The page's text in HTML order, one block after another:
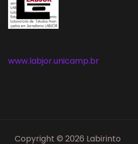
www.labjor.unicamp.br
Copyright © 2026 Labirinto